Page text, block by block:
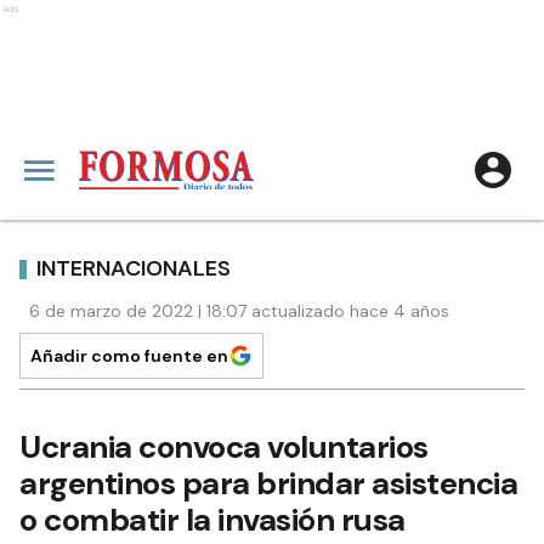
Ads
INTERNACIONALES
6 de marzo de 2022 | 18:07 actualizado hace 4 años
Añadir como fuente en
Ucrania convoca voluntarios
argentinos para brindar asistencia
o combatir la invasión rusa